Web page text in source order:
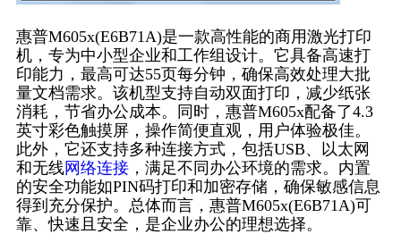
惠普M605x(E6B71A)是一款高性能的商用激光打印
机，专为中小型企业和工作组设计。它具备高速打
印能力，最高可达55页每分钟，确保高效处理大批
量文档需求。该机型支持自动双面打印，减少纸张
消耗，节省办公成本。同时，惠普M605x配备了4.3
英寸彩色触摸屏，操作简便直观，用户体验极佳。
此外，它还支持多种连接方式，包括USB、以太网
和无线网络连接，满足不同办公环境的需求。内置
的安全功能如PIN码打印和加密存储，确保敏感信息
得到充分保护。总体而言，惠普M605x(E6B71A)可
靠、快速且安全，是企业办公的理想选择。